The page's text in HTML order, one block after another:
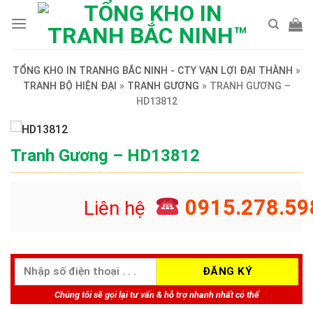
TỔNG KHO IN TRANHG BẮC NINH - CTY VẠN LỢI ĐẠI THÀNH »
TRANH BỘ HIỆN ĐẠI » TRANH GƯƠNG » TRANH GƯƠNG –
HD13812
Tranh Gương – HD13812
Liên hệ
Chúng tôi sẽ gọi lại tư vấn & hỗ trợ nhanh nhất có thể